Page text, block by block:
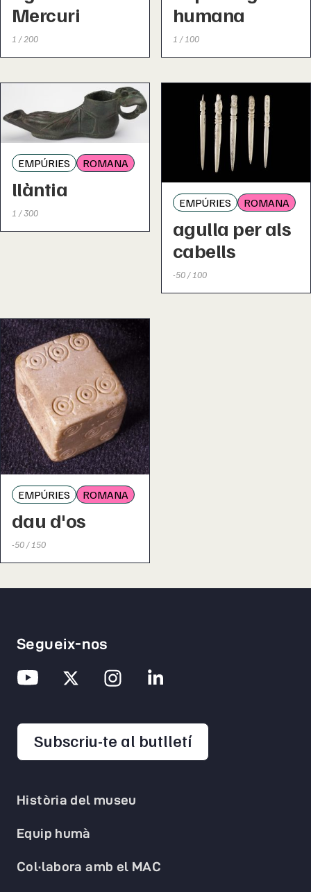
Mercuri
1 / 200
humana
1 / 100
EMPÚRIES ROMANA
llàntia
1 / 300
EMPÚRIES ROMANA
agulla per als
cabells
-50 / 100
EMPÚRIES ROMANA
dau d'os
-50 / 150
Història del museu
Equip humà
Col·labora amb el MAC
Segueix-nos
Subscriu-te al butlletíopens in a new